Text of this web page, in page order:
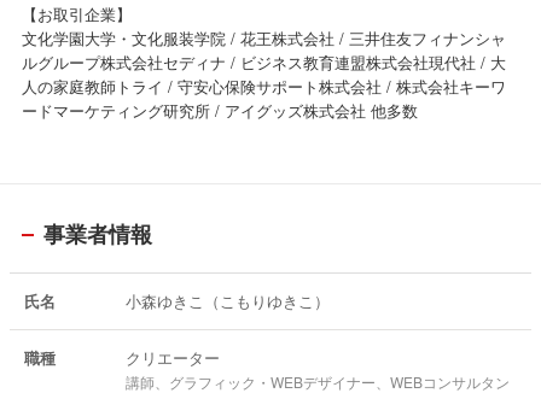
【お取引企業】
文化学園大学・文化服装学院 / 花王株式会社 / 三井住友フィナンシャ
ルグループ株式会社セディナ / ビジネス教育連盟株式会社現代社 / 大
人の家庭教師トライ / 守安心保険サポート株式会社 / 株式会社キーワ
ードマーケティング研究所 / アイグッズ株式会社 他多数
事業者情報
氏名 小森ゆきこ（こもりゆきこ）
職種 クリエーター
講師、グラフィック・WEBデザイナー、WEBコンサルタン